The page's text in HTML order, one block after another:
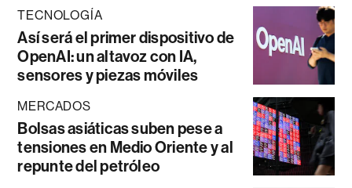
TECNOLOGÍA
Así será el primer dispositivo de
OpenAI: un altavoz con IA,
sensores y piezas móviles
MERCADOS
Bolsas asiáticas suben pese a
tensiones en Medio Oriente y al
repunte del petróleo